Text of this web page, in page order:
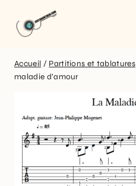
Accueil / Partitions et tablatures
maladie d’amour